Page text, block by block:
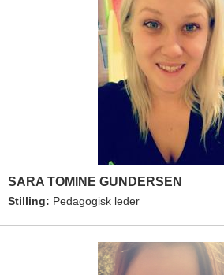
SARA TOMINE GUNDERSEN
Stilling: Pedagogisk leder